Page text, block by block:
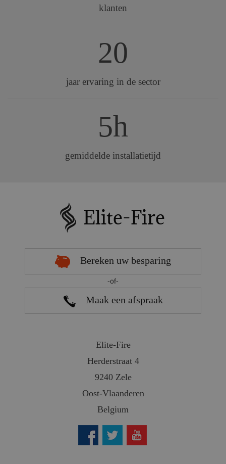
klanten
20
jaar ervaring in de sector
5h
gemiddelde installatietijd
Bereken uw besparing
-of-
Maak een afspraak
Elite-Fire
Herderstraat 4
9240 Zele
Oost-Vlaanderen
Belgium